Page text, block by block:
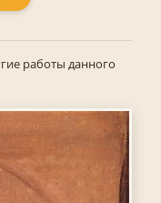
работы данного